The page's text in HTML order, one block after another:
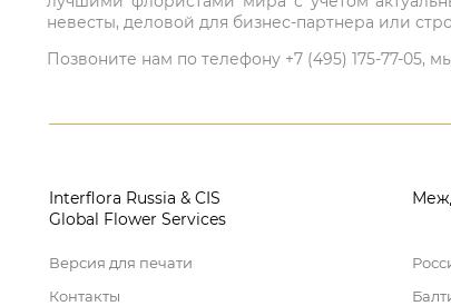
невесты, деловой для бизнес-партнера или
Позвоните нам по телефону +7 (495) 175-77-
Interflora Russia & CIS
Global Flower Services
Версия для печати
Контакты